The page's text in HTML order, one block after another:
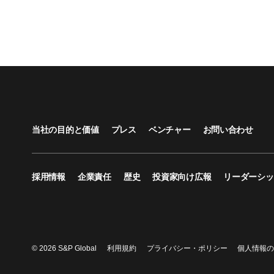
当社の目的と価値 プレス ベンチャー お問い合わせ
採用情報 企業責任 歴史 投資家向け広報 リーダーシ
© 2026 S&P Global 利用規約 プライバシー・ポリシー 個人情報